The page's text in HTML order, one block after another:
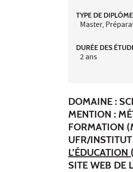
TYPE DE
Master,
DURÉE DES
2 ans
DOMAINE :
MENTION :
FORMATION
UFR/
L’ÉDUCATION
SITE WEB DE